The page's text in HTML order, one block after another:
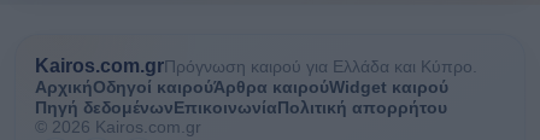
Kairos.com.grΠρόγνωση καιρού για Ελλάδα και Κύπρο.
ΑρχικήΟδηγοί καιρούΆρθρα καιρούWidget καιρού
Πηγή δεδομένωνΕπικοινωνίαΠολιτική απορρήτου
© 2026 Kairos.com.gr